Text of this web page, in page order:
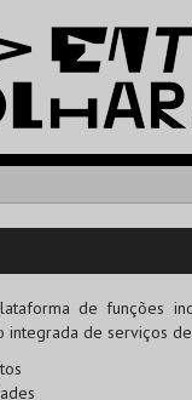
de funções
integrada de serviços